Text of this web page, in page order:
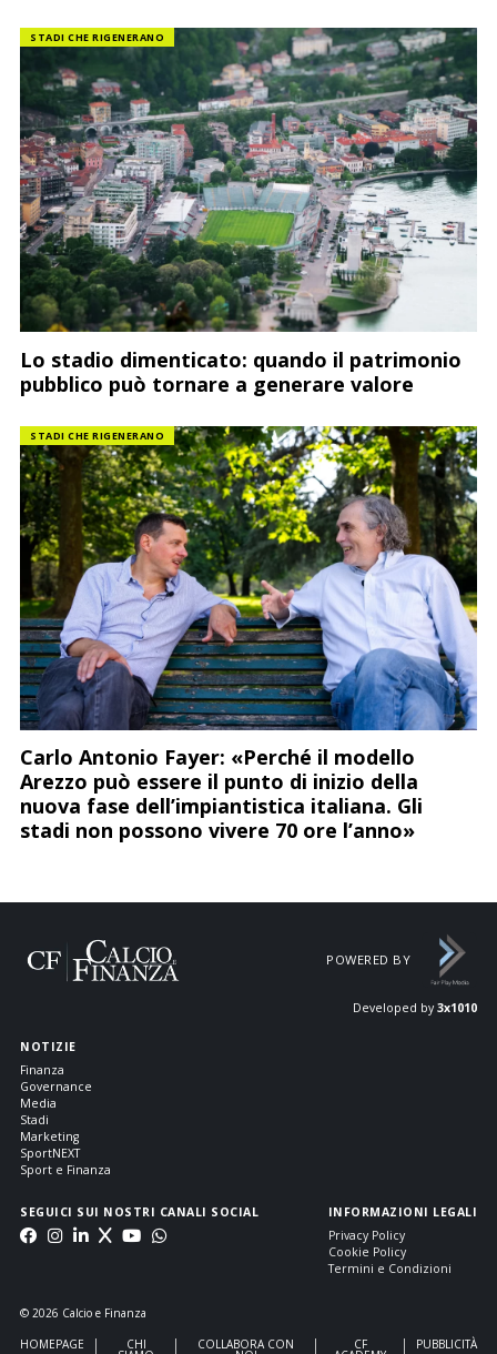
STADI CHE RIGENERANO
Lo stadio dimenticato: quando il patrimonio
pubblico può tornare a generare valore
STADI CHE RIGENERANO
Carlo Antonio Fayer: «Perché il modello
Arezzo può essere il punto di inizio della
nuova fase dell’impiantistica italiana. Gli
stadi non possono vivere 70 ore l’anno»
POWERED BY
Developed by 3x1010
NOTIZIE
Finanza
Governance
Media
Stadi
Marketing
SportNEXT
Sport e Finanza
SEGUICI SUI NOSTRI CANALI SOCIAL
INFORMAZIONI LEGALI
Privacy Policy
Cookie Policy
Termini e Condizioni
© 2026 Calcio e Finanza
HOMEPAGE
CHI COLLABORA CON CF PUBBLICITÀ